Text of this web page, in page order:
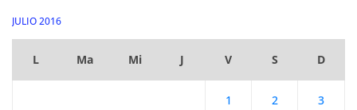
JULIO 2016
L Ma Mi J V S D
1 2 3